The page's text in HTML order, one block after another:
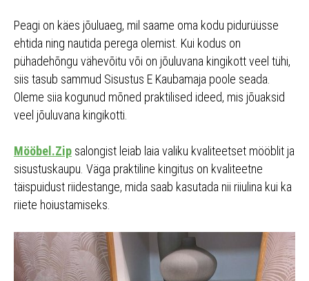
Peagi on käes jõuluaeg, mil saame oma kodu pidurüüsse
ehtida ning nautida perega olemist. Kui kodus on
pühadehõngu vähevõitu või on jõuluvana kingikott veel tühi,
siis tasub sammud Sisustus E Kaubamaja poole seada.
Oleme siia kogunud mõned praktilised ideed, mis jõuaksid
veel jõuluvana kingikotti.
Mööbel.Zip salongist leiab laia valiku kvaliteetset mööblit ja
sisustuskaupu. Väga praktiline kingitus on kvaliteetne
täispuidust riidestange, mida saab kasutada nii riiulina kui ka
riiete hoiustamiseks.